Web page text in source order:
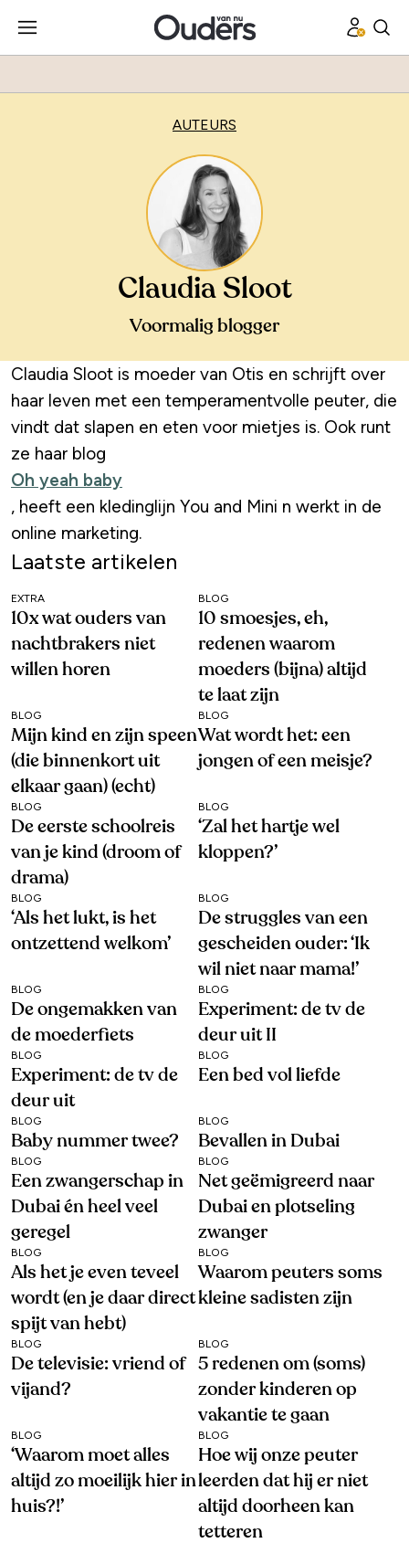
AUTEURS
Claudia Sloot
Voormalig blogger
Claudia Sloot is moeder van Otis en schrijft over
haar leven met een temperamentvolle peuter, die
vindt dat slapen en eten voor mietjes is. Ook runt
ze haar blog
Oh yeah baby
, heeft een kledinglijn You and Mini n werkt in de
online marketing.
Laatste artikelen
EXTRA
10x wat ouders van
nachtbrakers niet
willen horen
BLOG
10 smoesjes, eh,
redenen waarom
moeders (bijna) altijd
te laat zijn
BLOG
Mijn kind en zijn speen
(die binnenkort uit
elkaar gaan) (echt)
BLOG
Wat wordt het: een
jongen of een meisje?
BLOG
De eerste schoolreis
van je kind (droom of
drama)
BLOG
‘Zal het hartje wel
kloppen?’
BLOG
‘Als het lukt, is het
ontzettend welkom’
BLOG
De struggles van een
gescheiden ouder: ‘Ik
wil niet naar mama!’
BLOG
De ongemakken van
de moederfiets
BLOG
Experiment: de tv de
deur uit II
BLOG
Experiment: de tv de
deur uit
BLOG
Een bed vol liefde
BLOG
Baby nummer twee?
BLOG
Bevallen in Dubai
BLOG
Een zwangerschap in
Dubai én heel veel
geregel
BLOG
Net geëmigreerd naar
Dubai en plotseling
zwanger
BLOG
Als het je even teveel
wordt (en je daar direct
spijt van hebt)
BLOG
Waarom peuters soms
kleine sadisten zijn
BLOG
De televisie: vriend of
vijand?
BLOG
5 redenen om (soms)
zonder kinderen op
vakantie te gaan
BLOG
‘Waarom moet alles
altijd zo moeilijk hier in
huis?!’
BLOG
Hoe wij onze peuter
leerden dat hij er niet
altijd doorheen kan
tetteren